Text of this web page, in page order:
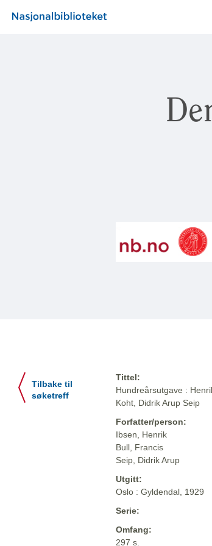
Tilbake til
søketreff
Tittel:
Hundreårsutgave :
Koht, Didrik Arup Seip
Forfatter/person:
Ibsen, Henrik
Bull, Francis
Seip, Didrik Arup
Utgitt:
Oslo : Gyldendal, 1929
Serie:
Omfang:
297 s.